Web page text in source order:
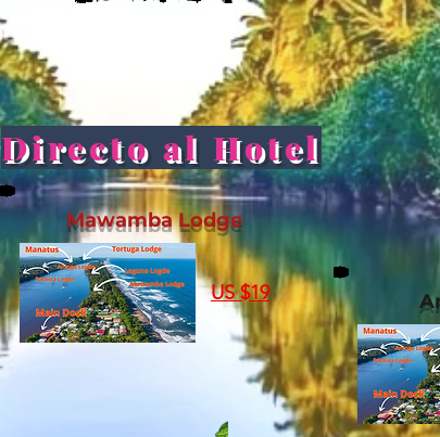
Directo al Hotel
Mawamba Lodge
US $19